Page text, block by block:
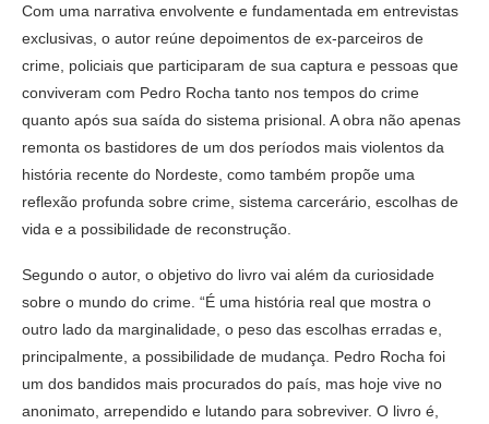
Com uma narrativa envolvente e fundamentada em entrevistas
exclusivas, o autor reúne depoimentos de ex-parceiros de
crime, policiais que participaram de sua captura e pessoas que
conviveram com Pedro Rocha tanto nos tempos do crime
quanto após sua saída do sistema prisional. A obra não apenas
remonta os bastidores de um dos períodos mais violentos da
história recente do Nordeste, como também propõe uma
reflexão profunda sobre crime, sistema carcerário, escolhas de
vida e a possibilidade de reconstrução.
Segundo o autor, o objetivo do livro vai além da curiosidade
sobre o mundo do crime. “É uma história real que mostra o
outro lado da marginalidade, o peso das escolhas erradas e,
principalmente, a possibilidade de mudança. Pedro Rocha foi
um dos bandidos mais procurados do país, mas hoje vive no
anonimato, arrependido e lutando para sobreviver. O livro é,